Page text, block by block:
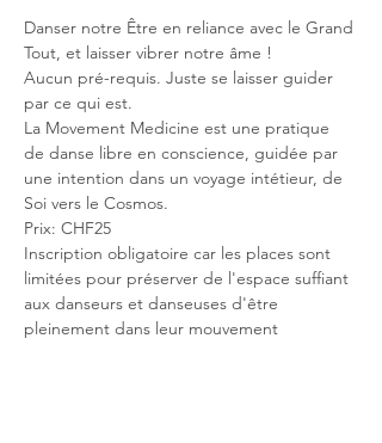
Danser notre Être en reliance avec le Grand
Tout, et laisser vibrer notre âme !
Aucun pré-requis. Juste se laisser guider
par ce qui est.
La Movement Medicine est une pratique
de danse libre en conscience, guidée par
une intention dans un voyage intétieur, de
Soi vers le Cosmos.
Prix: CHF25
Inscription obligatoire car les places sont
limitées pour préserver de l'espace suffiant
aux danseurs et danseuses d'être
pleinement dans leur mouvement